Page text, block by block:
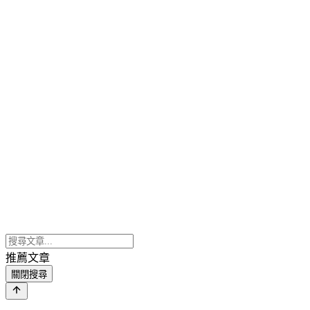
推薦文章
關閉搜尋